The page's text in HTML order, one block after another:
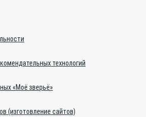
технологий
«Моё зверьё»
(изготовление сайтов)